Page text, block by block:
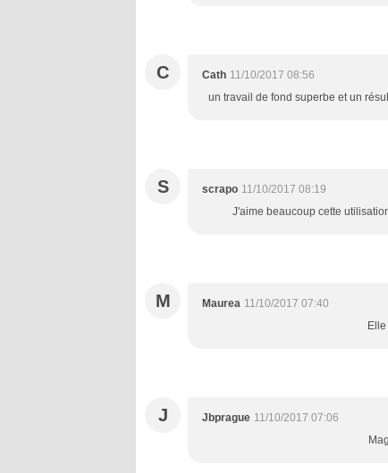
C Cath 11/10/2017 08:56
un travail de fond superbe et un
S scrapo 11/10/2017 08:19
J'aime beaucoup cette
M Maurea 11/10/2017 07:40
J Jbprague 11/10/2017 07:06